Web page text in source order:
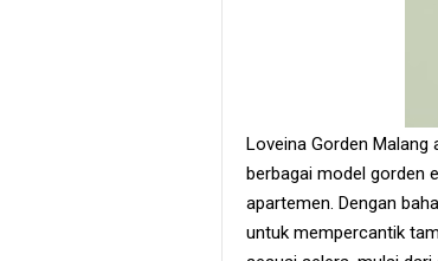
Loveina Gorden
berbagai model gorden
apartemen. Dengan
untuk mempercantik